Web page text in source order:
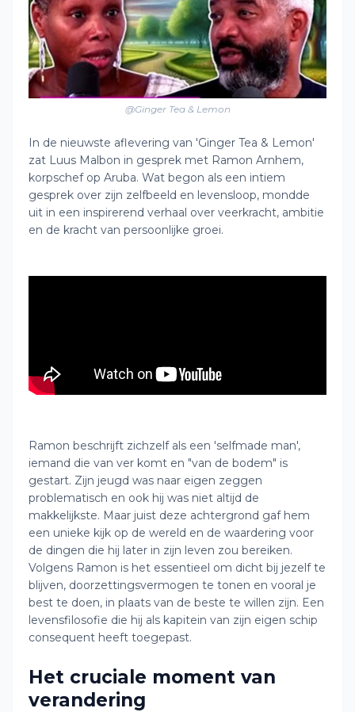
@Ginger Tea & Lemon
In de nieuwste aflevering van 'Ginger Tea & Lemon'
zat Luus Malbon in gesprek met Ramon Arnhem,
korpschef op Aruba. Wat begon als een intiem
gesprek over zijn zelfbeeld en levensloop, mondde
uit in een inspirerend verhaal over veerkracht, ambitie
en de kracht van persoonlijke groei.
Ramon beschrijft zichzelf als een 'selfmade man',
iemand die van ver komt en "van de bodem" is
gestart. Zijn jeugd was naar eigen zeggen
problematisch en ook hij was niet altijd de
makkelijkste. Maar juist deze achtergrond gaf hem
een unieke kijk op de wereld en de waardering voor
de dingen die hij later in zijn leven zou bereiken.
Volgens Ramon is het essentieel om dicht bij jezelf te
blijven, doorzettingsvermogen te tonen en vooral je
best te doen, in plaats van de beste te willen zijn. Een
levensfilosofie die hij als kapitein van zijn eigen schip
consequent heeft toegepast.
Het cruciale moment van
verandering